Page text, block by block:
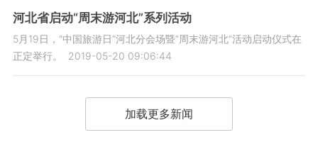
河北省启动“周末游河北”系列活动
5月19日，“中国旅游日”河北分会场暨“周末游河北”活动启动仪式在
正定举行。
2019-05-20 09:06:44
加载更多新闻